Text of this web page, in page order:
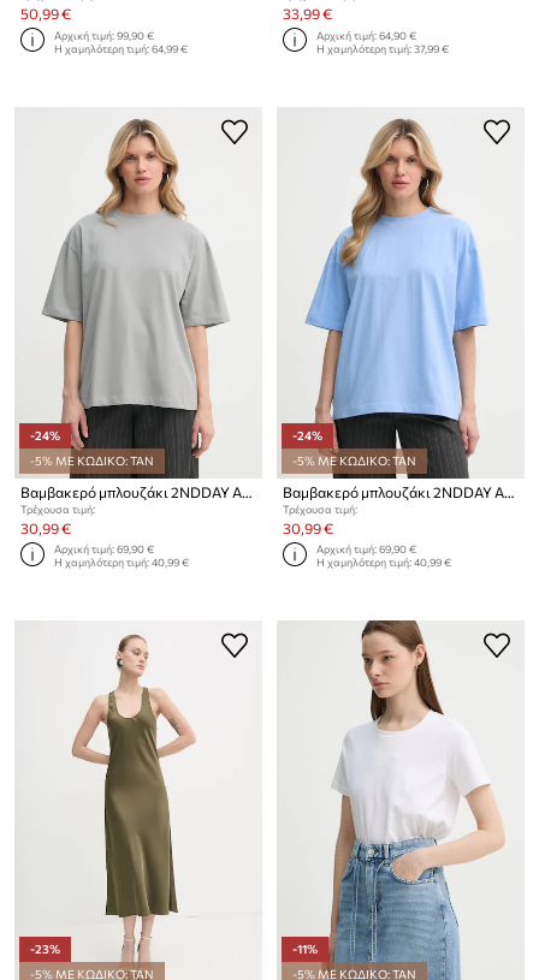
50,99 €
Αρχική τιμή:99,90 €
Η χαμηλότερη τιμή:64,99 €
33,99 €
Αρχική τιμή:64,90 €
Η χαμηλότερη τιμή:37,99 €
-24%
-5% ΜΕ ΚΩΔΙΚΟ: TAN
Τρέχουσα τιμή:
30,99 €
Αρχική τιμή:69,90 €
Η χαμηλότερη τιμή:40,99 €
-24%
-5% ΜΕ ΚΩΔΙΚΟ: TAN
Τρέχουσα τιμή:
30,99 €
Αρχική τιμή:69,90 €
Η χαμηλότερη τιμή:40,99 €
-23%
-5% ΜΕ ΚΩΔΙΚΟ: TAN
-11%
-5% ΜΕ ΚΩΔΙΚΟ: TAN